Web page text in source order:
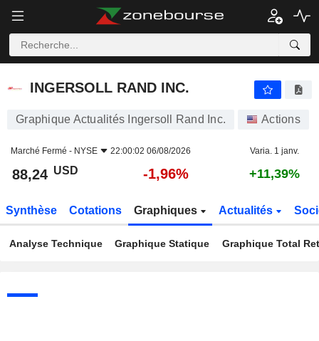
INGERSOLL RAND INC.
INGERSOLL RAND INC.
Graphique Actualités Ingersoll Rand Inc. Actions
Marché Fermé - NYSE 22:00:02 06/08/2026 Varia. 1 janv.
88,24 USD -1,96% +11,39%
Synthèse Cotations Graphiques Actualités
Analyse Technique Graphique Statique Graphique Total